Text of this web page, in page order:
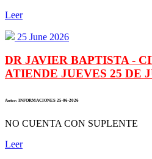
Leer
25 June 2026
DR JAVIER BAPTISTA -
ATIENDE JUEVES 25 DE
Autor: INFORMACIONES 25-06-2026
NO CUENTA CON SUPLENTE
Leer